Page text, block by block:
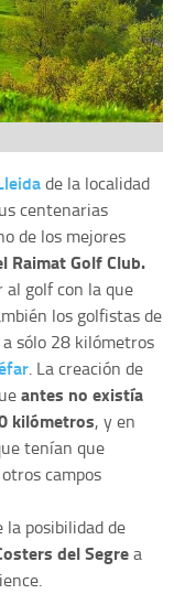
de la localidad
centenarias
de los mejores
Raimat Golf Club.
al golf con la que
los golfistas de
sólo 28 kilómetros
. La creación de
antes no existía
kilómetros, y en
tenían que
campos
la posibilidad de
del Segrea